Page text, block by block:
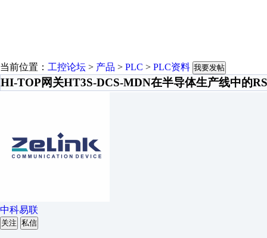
当前位置： 工控论坛 > 产品 > PLC > PLC资料 我要发帖
HI-TOP网关HT3S-DCS-MDN在半导体生产线中的
中科易联
关注 私信